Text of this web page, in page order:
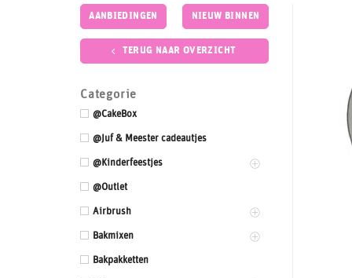
AANBIEDINGEN NIEUW BINNEN
TERUG NAAR OVERZICHT
Categorie
@CakeBox
@Juf & Meester cadeautjes
@Kinderfeestjes
@Outlet
Airbrush
Bakmixen
Bakpakketten